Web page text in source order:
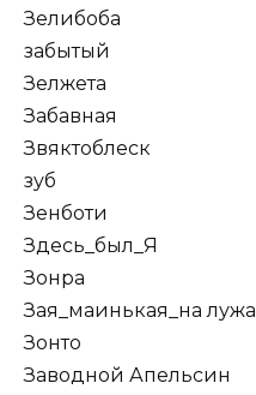
Зелибоба
забытый
Зелжета
Забавная
Звяктоблеск
зуб
Зенботи
Здесь_был_Я
Зонра
Зая_маинькая_на
Зонто
Заводной Апельсин